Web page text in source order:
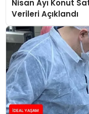
Nisan Ayı Konut
Verileri Açıklandı